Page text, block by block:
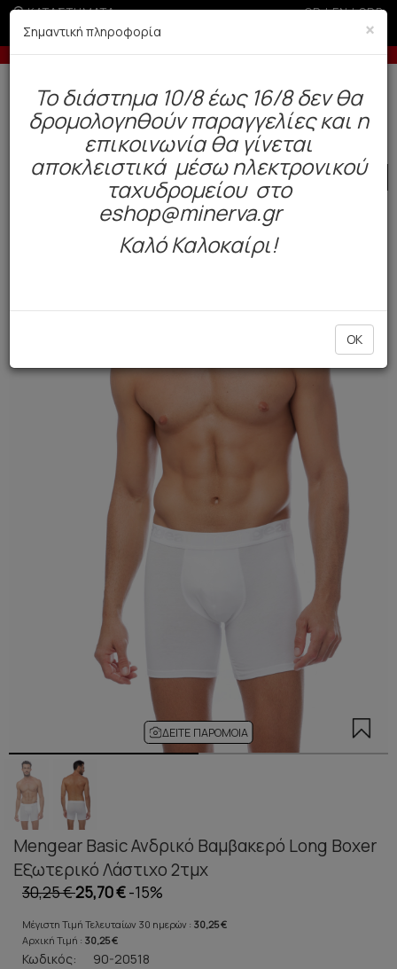
ΚΑΤΑΣΤΗΜΑΤΑ GR|EN|SRB
με πιστωτική άνω των 50€ -10% σε
Δωρεάν αποστολή άνω των 49€. Παράδοση σε 3-5 εργάσιμες.
Ανδρας Εσώρουχα Boxers
SALE
ΔΕΊΤΕ ΠΑΡΌΜΟΙΑ
Mengear Basic Ανδρικό Βαμβακερό Long Boxer
Εξωτερικό Λάστιχο 2τμχ
30,25 €25,70 €-15%
Μέγιστη Τιμή Τελευταίων 30 ημερών : 30,25 €
Αρχική Τιμή : 30,25 €
Κωδικός:
90-20518
×
Σημαντική πληροφορία
To διάστημα 10/8 έως 16/8 δεν θα
δρομολογηθούν παραγγελίες και η
επικοινωνία θα γίνεται
αποκλειστικά μέσω ηλεκτρονικού
ταχυδρομείου στο
eshop@minerva.gr
Καλό Καλοκαίρι!
OK